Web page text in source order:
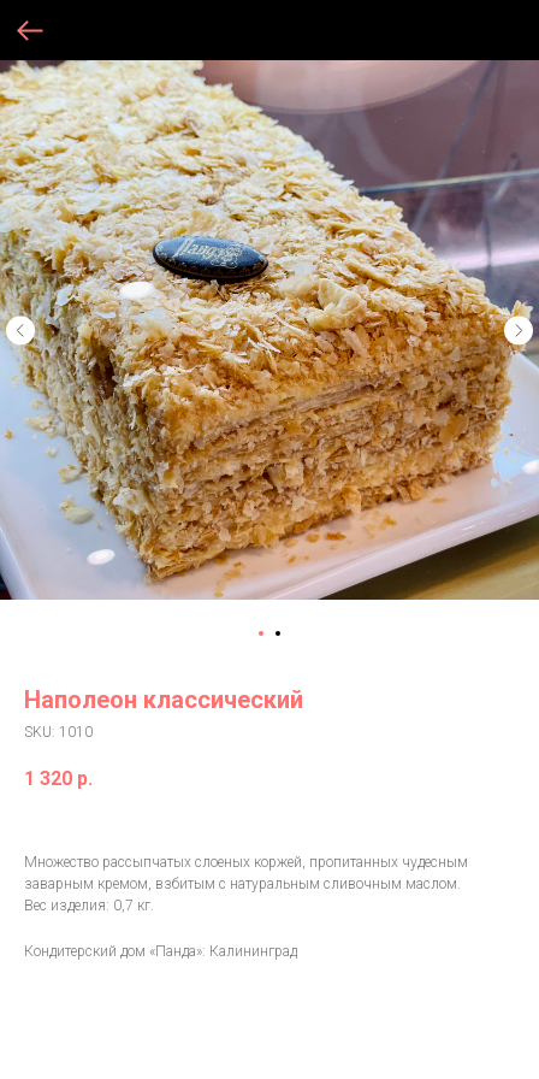
Наполеон классический
SKU: 1010
1 320 р.
Множество рассыпчатых слоеных коржей, пропитанных чудесным
заварным кремом, взбитым с натуральным сливочным маслом.
Вес изделия: 0,7 кг.
Кондитерский дом «Панда»: Калининград